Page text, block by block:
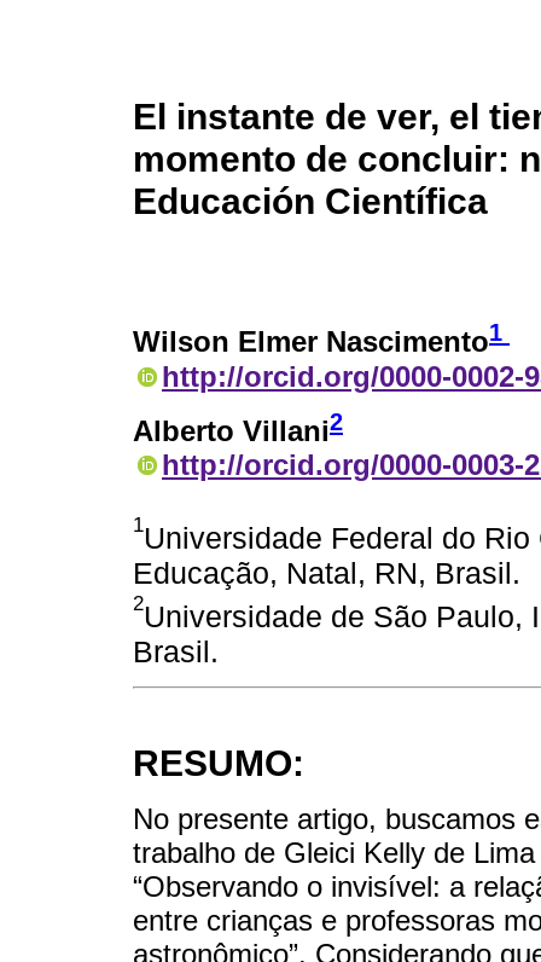
El instante de ver, el
momento de concluir:
Educación Científica
Wilson Elmer Nascimento1
http://orcid.org/0000-0002-
Alberto Villani2
http://orcid.org/0000-0003-
1Universidade Federal do
Educação, Natal, RN, Brasil.
2Universidade de São Paulo,
Brasil.
RESUMO:
No presente artigo, buscamos
trabalho de Gleici Kelly de
“Observando o invisível: a
entre crianças e professoras
astronômico”. Considerando